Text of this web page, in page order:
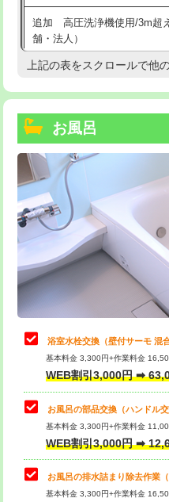
追加 高圧洗浄機使用/3m超
舗・法人）
高度高圧洗浄換
トーラー機使用/3mまで
追加トーラー機使用/3m超え
カメラ調査
桝清掃
止水・漏水調査・防水処理・
理・調整・分解・加工など（
止水・漏水調査・防水処理・
理・調整・分解・加工など（
止水・漏水調査・防水処理
理・調整・分解・加工など
トイレタンク脱着
トイレ便器脱着
タンクレストイレ脱着
上記の表をスクロールで他
お風呂
浴室水栓交換（壁付サーモ 混
基本料金 3,300円+作業料金
WEB割引3,000円 ➡
お風呂の部品交換（ハンドル交
基本料金 3,300円+作業料金
WEB割引3,000円 ➡
お風呂の排水詰まり除去作業
基本料金 3,300円+作業料金